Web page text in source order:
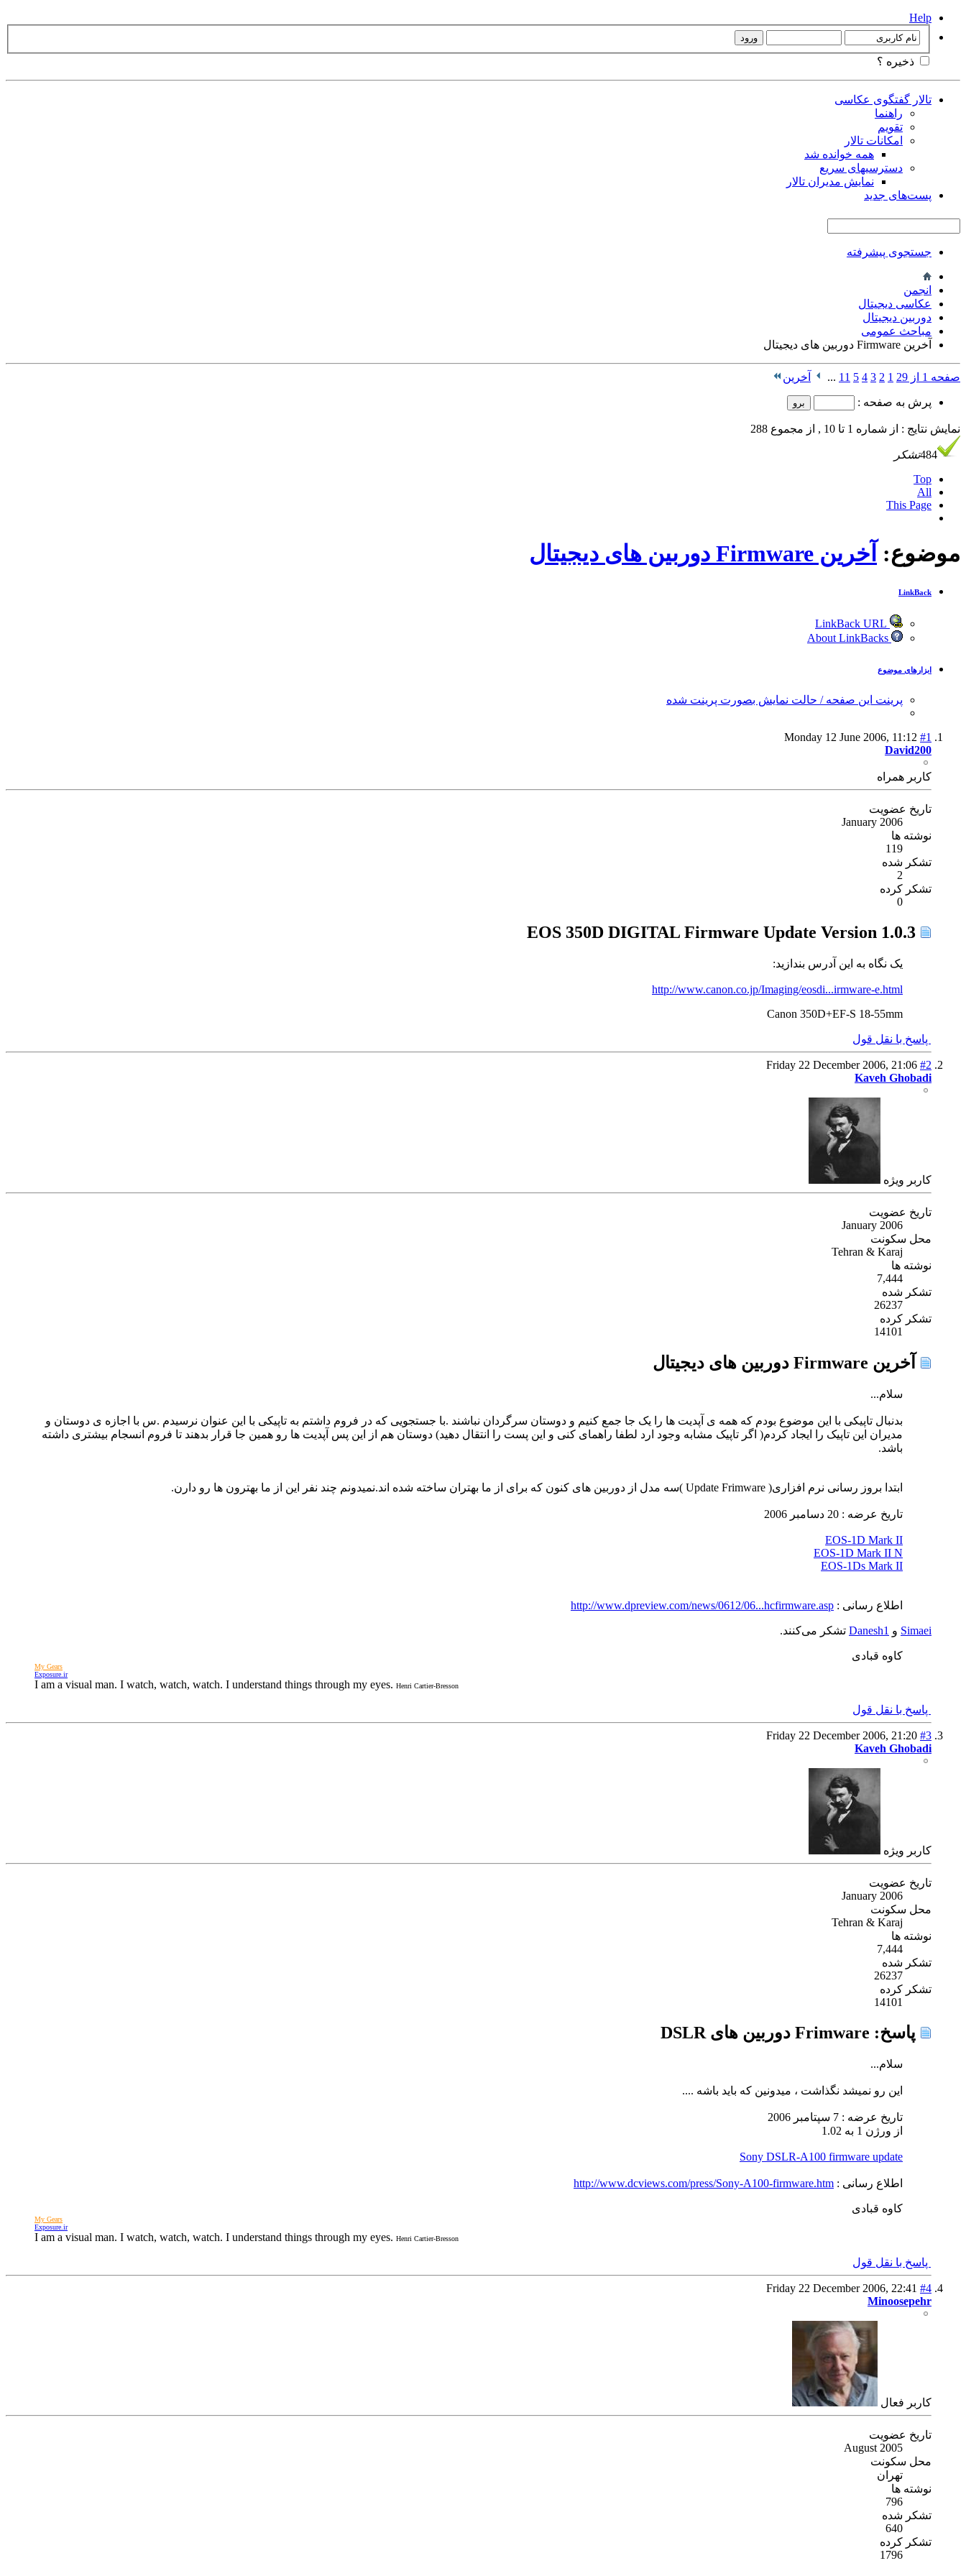
Help
ذخیره ؟
تالار گفتگوی عکاسی
راهنما
تقویم
امکانات تالار
همه خوانده شد
دسترسیهای سریع
نمایش مدیران تالار
پست‌های جدید
جستجوی پیشرفته
انجمن
عکاسی دیجیتال
دوربین دیجیتال
مباحث عمومی
آخرين Firmware دوربین های ديجيتال
صفحه 1 از 29 1
2
3
4
5
11
... آخرین
پرش به صفحه :
نمایش نتایج : از شماره 1 تا 10 , از مجموع 288
484تشکر
Top
All
This Page
موضوع: آخرين Firmware دوربین های ديجيتال
LinkBack
ابزارهای موضوع
پرینت این صفحه / حالت نمایش بصورت پرینت شده
Monday 12 June 2006, 11:12 #1
David200
كاربر همراه
تاریخ عضویت
January 2006
نوشته ها
119
تشکر شده
2
تشکر کرده
0
یک نگاه به این آدرس بندازید:
http://www.canon.co.jp/Imaging/eosdi...irmware-e.html
Canon 350D+EF-S 18-55mm
پاسخ با نقل قول
Friday 22 December 2006, 21:06 #2
Kaveh Ghobadi
كاربر ويژه
تاریخ عضویت
January 2006
محل سکونت
Tehran & Karaj
نوشته ها
7,444
تشکر شده
26237
تشکر کرده
14101
آخرين Firmware دوربین های ديجيتال
سلام...
بدنبال تاپیکی با این موضوع بودم که همه ی آپدیت ها را یک جا جمع کنیم و دوستان سرگردان نباشند .با جستجویی که در فروم داشتم به تاپیکی با این عنوان نرسیدم .س با اجازه ی دوستان و
مدیران این تاپیک را ایجاد کردم( اگر تاپیک مشابه وجود ارد لطفا راهمای کنی و این پست را انتقال دهید) دوستان هم از این پس آپدیت ها رو همین جا قرار بدهند تا فروم انسجام بیشتری داشته
باشد.
ابتدا بروز رسانی نرم افزاری( Update Frimware )سه مدل از دوربین های کنون که برای از ما بهتران ساخته شده اند.نمیدونم چند نفر این از ما بهترون ها رو دارن.
تاریخ عرضه : 20 دسامبر 2006
EOS-1D Mark II
EOS-1D Mark II N
EOS-1Ds Mark II
اطلاع رسانی : http://www.dpreview.com/news/0612/06...hcfirmware.asp
Simaei و Danesh1 تشکر می‌کنند.
کاوه قبادی
My Gears
Exposure.ir
I am a visual man. I watch, watch, watch. I understand things through my eyes. Henri Cartier-Bresson
پاسخ با نقل قول
Friday 22 December 2006, 21:20 #3
Kaveh Ghobadi
كاربر ويژه
تاریخ عضویت
January 2006
محل سکونت
Tehran & Karaj
نوشته ها
7,444
تشکر شده
26237
تشکر کرده
14101
پاسخ: Frimware دوربین های DSLR
سلام...
این رو نمیشد نگذاشت ، میدونین که باید باشه ....
تاریخ عرضه : 7 سپتامبر 2006
از ورژن 1 به 1.02
Sony DSLR-A100 firmware update
اطلاع رسانی : http://www.dcviews.com/press/Sony-A100-firmware.htm
کاوه قبادی
My Gears
Exposure.ir
I am a visual man. I watch, watch, watch. I understand things through my eyes. Henri Cartier-Bresson
پاسخ با نقل قول
Friday 22 December 2006, 22:41 #4
Minoosepehr
كاربر فعال
تاریخ عضویت
August 2005
محل سکونت
تهران
نوشته ها
796
تشکر شده
640
تشکر کرده
1796